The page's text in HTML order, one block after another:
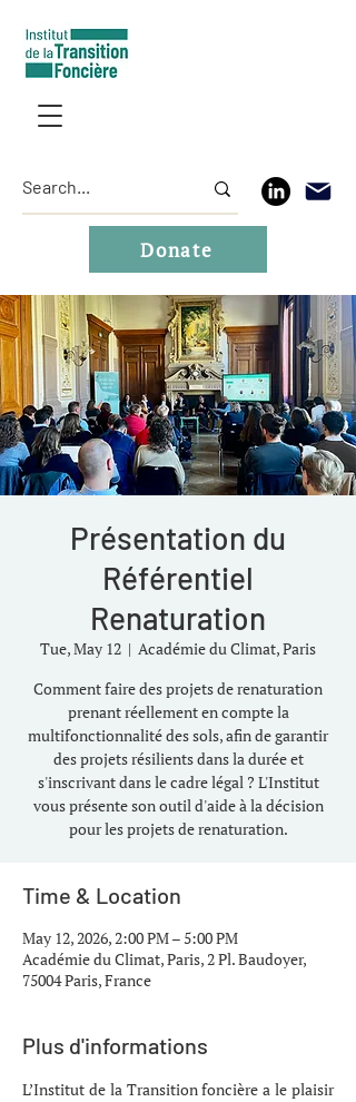
Donate
Présentation du
Référentiel
Renaturation
Tue, May 12
  |
Académie du Climat, Paris
Comment faire des projets de renaturation
prenant réellement en compte la
multifonctionnalité des sols, afin de garantir
des projets résilients dans la durée et
s'inscrivant dans le cadre légal ? L'Institut
vous présente son outil d'aide à la décision
pour les projets de renaturation.
Time & Location
May 12, 2026, 2:00 PM – 5:00 PM
Académie du Climat, Paris, 2 Pl. Baudoyer,
75004 Paris, France
Plus d'informations
L’Institut de la Transition foncière a le plaisir